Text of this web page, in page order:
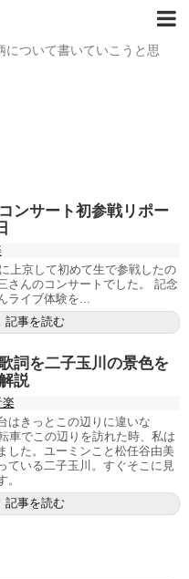
について書いていこうと思
ンサート初参戦リポー
上京して初めて生で参戦したの
さんのコンサートでした。 記念
ライブ体験を...
記事を読む
詞を二子玉川の景色を
説
楽
はきっとこの辺りに違いな
車でこの辺りを訪れた時、私は
した。ユーミンこと松任谷由美
ている二子玉川。すぐそこに見
。
記事を読む